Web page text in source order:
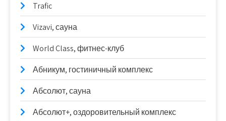
Trafic
Vizavi, сауна
World Class, фитнес-клуб
Абникум, гостиничный комплекс
Абсолют, сауна
Абсолют+, оздоровительный комплекс